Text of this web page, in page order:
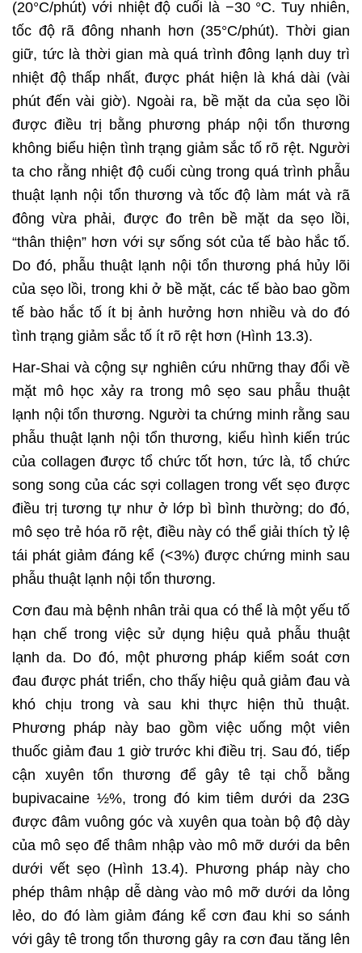
(20°C/phút) với nhiệt độ cuối là −30 °C. Tuy nhiên,
tốc độ rã đông nhanh hơn (35°C/phút). Thời gian
giữ, tức là thời gian mà quá trình đông lạnh duy trì
nhiệt độ thấp nhất, được phát hiện là khá dài (vài
phút đến vài giờ). Ngoài ra, bề mặt da của sẹo lồi
được điều trị bằng phương pháp nội tổn thương
không biểu hiện tình trạng giảm sắc tố rõ rệt. Người
ta cho rằng nhiệt độ cuối cùng trong quá trình phẫu
thuật lạnh nội tổn thương và tốc độ làm mát và rã
đông vừa phải, được đo trên bề mặt da sẹo lồi,
“thân thiện” hơn với sự sống sót của tế bào hắc tố.
Do đó, phẫu thuật lạnh nội tổn thương phá hủy lõi
của sẹo lồi, trong khi ở bề mặt, các tế bào bao gồm
tế bào hắc tố ít bị ảnh hưởng hơn nhiều và do đó
tình trạng giảm sắc tố ít rõ rệt hơn (Hình 13.3).
Har-Shai và cộng sự nghiên cứu những thay đổi về
mặt mô học xảy ra trong mô sẹo sau phẫu thuật
lạnh nội tổn thương. Người ta chứng minh rằng sau
phẫu thuật lạnh nội tổn thương, kiểu hình kiến trúc
của collagen được tổ chức tốt hơn, tức là, tổ chức
song song của các sợi collagen trong vết sẹo được
điều trị tương tự như ở lớp bì bình thường; do đó,
mô sẹo trẻ hóa rõ rệt, điều này có thể giải thích tỷ lệ
tái phát giảm đáng kể (<3%) được chứng minh sau
phẫu thuật lạnh nội tổn thương.
Cơn đau mà bệnh nhân trải qua có thể là một yếu tố
hạn chế trong việc sử dụng hiệu quả phẫu thuật
lạnh da. Do đó, một phương pháp kiểm soát cơn
đau được phát triển, cho thấy hiệu quả giảm đau và
khó chịu trong và sau khi thực hiện thủ thuật.
Phương pháp này bao gồm việc uống một viên
thuốc giảm đau 1 giờ trước khi điều trị. Sau đó, tiếp
cận xuyên tổn thương để gây tê tại chỗ bằng
bupivacaine ½%, trong đó kim tiêm dưới da 23G
được đâm vuông góc và xuyên qua toàn bộ độ dày
của mô sẹo để thâm nhập vào mô mỡ dưới da bên
dưới vết sẹo (Hình 13.4). Phương pháp này cho
phép thâm nhập dễ dàng vào mô mỡ dưới da lỏng
lẻo, do đó làm giảm đáng kể cơn đau khi so sánh
với gây tê trong tổn thương gây ra cơn đau tăng lên